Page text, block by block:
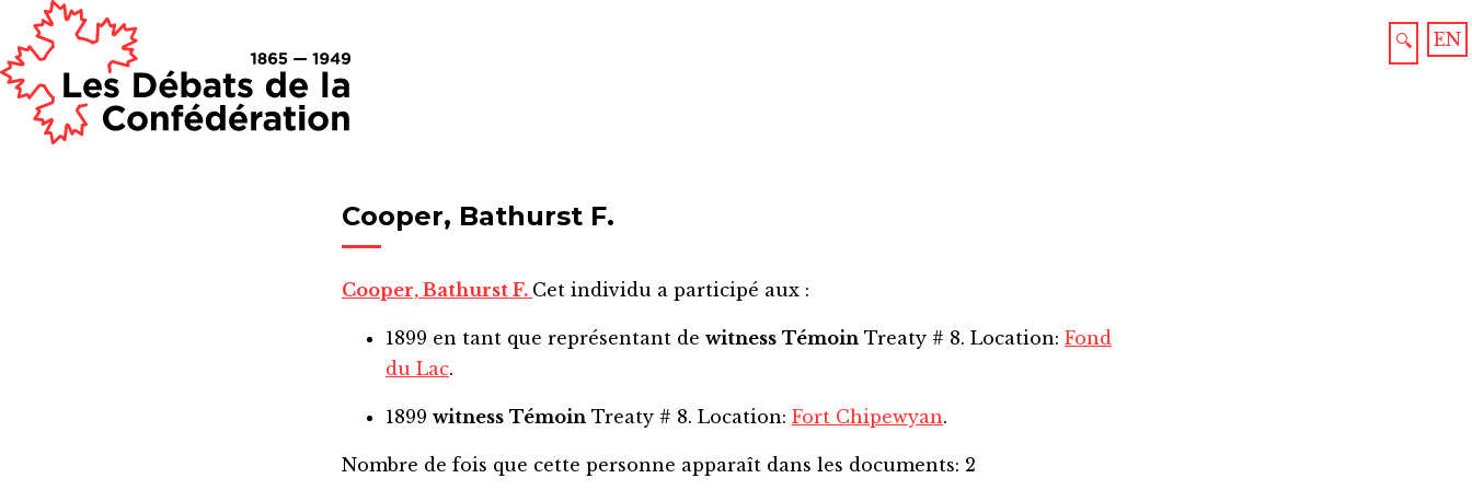
EN
🔍
Cooper, Bathurst F.
Cooper, Bathurst F. Cet individu a participé aux :
1899 en tant que représentant de witness Témoin Treaty # 8. Location: Fond
du Lac.
1899 witness Témoin Treaty # 8. Location: Fort Chipewyan.
Nombre de fois que cette personne apparaît dans les documents: 2